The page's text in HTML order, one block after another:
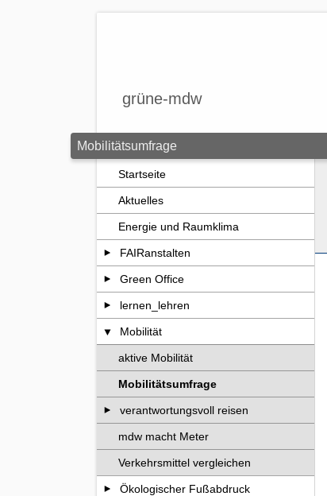
grüne-mdw
Mobilitätsumfrage
Startseite
Aktuelles
Energie und Raumklima
FAIRanstalten
Green Office
lernen_lehren
Mobilität
aktive Mobilität
Mobilitätsumfrage
verantwortungsvoll reisen
mdw macht Meter
Verkehrsmittel vergleichen
Ökologischer Fußabdruck